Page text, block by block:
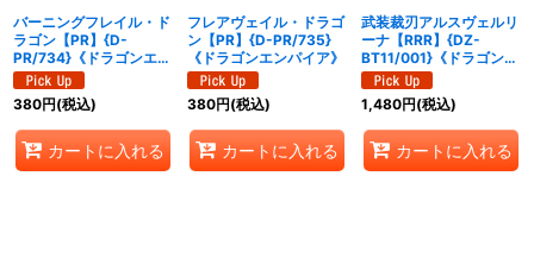
バーニングフレイル・ド
ラゴン【PR】{D-
PR/734}《ドラゴンエン
パイア》
380円(税込)
カートに入れる
フレアヴェイル・ドラゴ
ン【PR】{D-PR/735}
《ドラゴンエンパイア》
380円(税込)
カートに入れる
武装裁刃アルスヴェルリ
ーナ【RRR】{DZ-
BT11/001}《ドラゴンエ
ンパイア》
1,480円(税込)
カートに入れる